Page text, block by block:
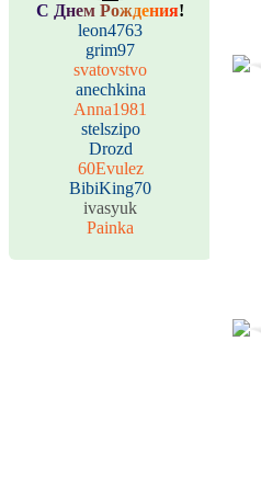
С Днем Рождения!
leon4763
grim97
svatovstvo
anechkina
Anna1981
stelszipo
Drozd
60Evulez
BibiKing70
ivasyuk
Painka